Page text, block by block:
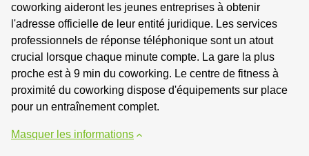
coworking aideront les jeunes entreprises à obtenir
l'adresse officielle de leur entité juridique. Les services
professionnels de réponse téléphonique sont un atout
crucial lorsque chaque minute compte. La gare la plus
proche est à 9 min du coworking. Le centre de fitness à
proximité du coworking dispose d'équipements sur place
pour un entraînement complet.
Masquer les informations